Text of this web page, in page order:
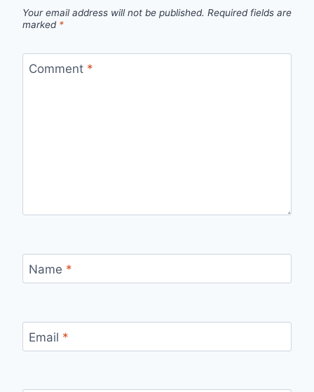
Your email address will not be published. Required fields are
marked *
Comment *
Name *
Email *